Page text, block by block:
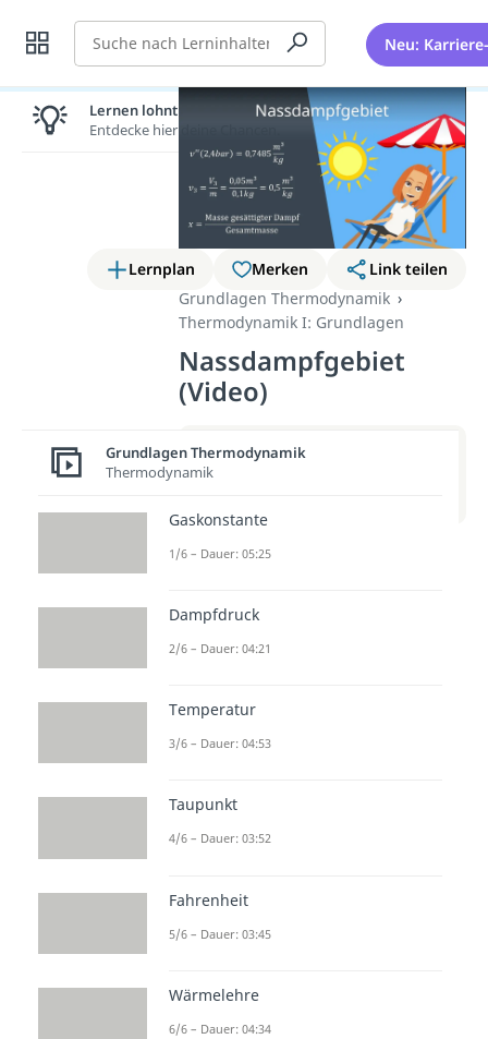
Suche Neu:
Lernplan Merken
Link teilen
Grundlagen Thermodynamik
Thermodynamik I: Grundlagen
Nassdampfgebiet
(Video)
Weitere Infos erhältst du im
Beitrag zum Video
In diesem Video wird erklärt, was
warum es wichtig ist. Du erfährst,
welche Eigenschaften es hat und
Dampfgebieten unterscheidet.
Also schau dir das Video an und
Bereich
Lernen lohnt sich!
Entdecke hier deine Chancen.
Grundlagen Thermodynamik
Thermodynamik
Gaskonstante
1/6 – Dauer: 05:25
Dampfdruck
2/6 – Dauer: 04:21
Temperatur
3/6 – Dauer: 04:53
Taupunkt
4/6 – Dauer: 03:52
Fahrenheit
5/6 – Dauer: 03:45
Wärmelehre
6/6 – Dauer: 04:34